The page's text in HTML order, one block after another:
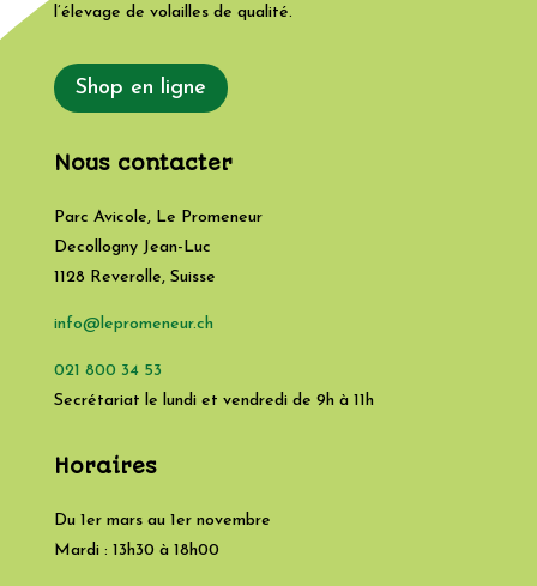
l’élevage de volailles de qualité.
Shop en ligne
Nous contacter
Parc Avicole, Le Promeneur
Decollogny Jean-Luc
1128 Reverolle, Suisse
info@lepromeneur.ch
021 800 34 53
Secrétariat le lundi et vendredi de 9h à 11h
Horaires
Du 1er mars au 1er novembre
Mardi : 13h30 à 18h00